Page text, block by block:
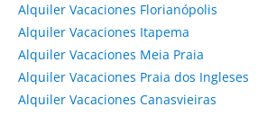
Alquiler Vacaciones Florianópolis
Alquiler Vacaciones Itapema
Alquiler Vacaciones Meia Praia
Alquiler Vacaciones Praia dos Ingleses
Alquiler Vacaciones Canasvieiras